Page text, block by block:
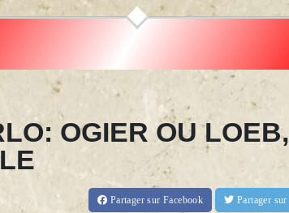
OGIER OU LOEB,
Partagersur Facebook Partager